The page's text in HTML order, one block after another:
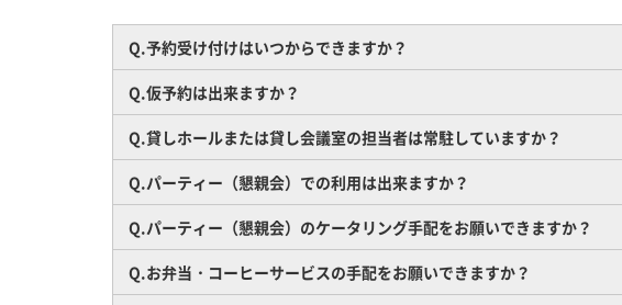
Q.予約受け付けはいつからできますか？
Q.仮予約は出来ますか？
Q.貸しホールまたは貸し会議室の担当者は常駐していますか？
Q.パーティー（懇親会）での利用は出来ますか？
Q.パーティー（懇親会）のケータリング手配をお願いできますか？
Q.お弁当・コーヒーサービスの手配をお願いできますか？